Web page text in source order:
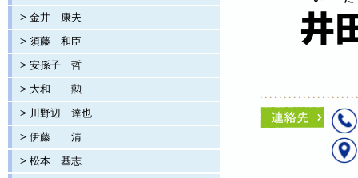
> 金井 康夫
> 須藤 和臣
> 安孫子 哲
> 大和 勲
> 川野辺 達也
> 伊藤 清
> 松本 基志
井